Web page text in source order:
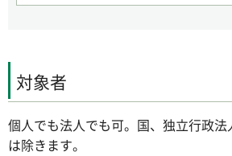
対象者
個人でも法人でも可。国、独立行政
は除きます。